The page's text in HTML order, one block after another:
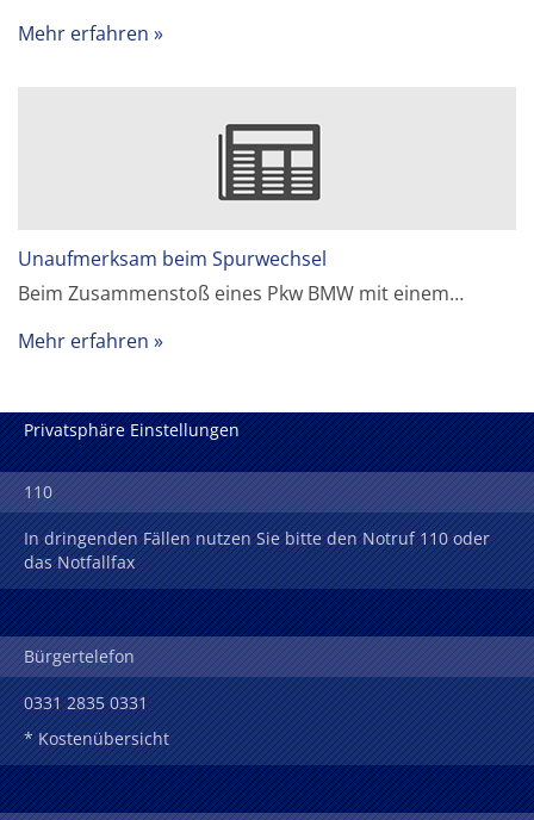
Mehr erfahren
Unaufmerksam beim Spurwechsel
Beim Zusammenstoß eines Pkw BMW mit einem…
Mehr erfahren
Privatsphäre Einstellungen
110
In dringenden Fällen nutzen Sie bitte den Notruf 110 oder
das Notfallfax
Bürgertelefon
0331 2835 0331
* Kostenübersicht